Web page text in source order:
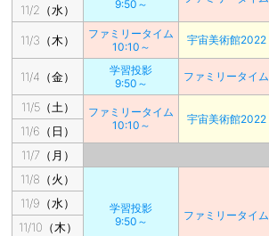
9:50～
11/2（水）
11/3（木）
ファミリータイム
10:10～
宇宙美術館2022
11/4（金）
学習投影
9:50～
ファミリータイム
11/5（土）
ファミリータイム
10:10～
宇宙美術館2022
11/6（日）
11/7（月）
11/8（火）
学習投影
9:50～
ファミリータイム
11/9（水）
11/10（木）